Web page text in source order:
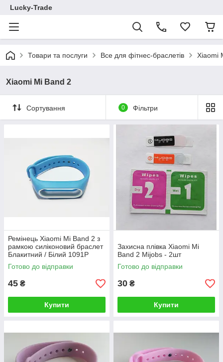
Lucky-Trade
Товари та послуги Все для фітнес-браслетів Xiaomi
Xiaomi Mi Band 2
Сортування 0 Фільтри
Ремінець Xiaomi Mi Band 2 з
рамкою силіконовий браслет
Блакитний / Білий 1091P
Готово до відправки
45 ₴
Купити
Захисна плівка Xiaomi Mi
Band 2 Mijobs - 2шт
Готово до відправки
30 ₴
Купити